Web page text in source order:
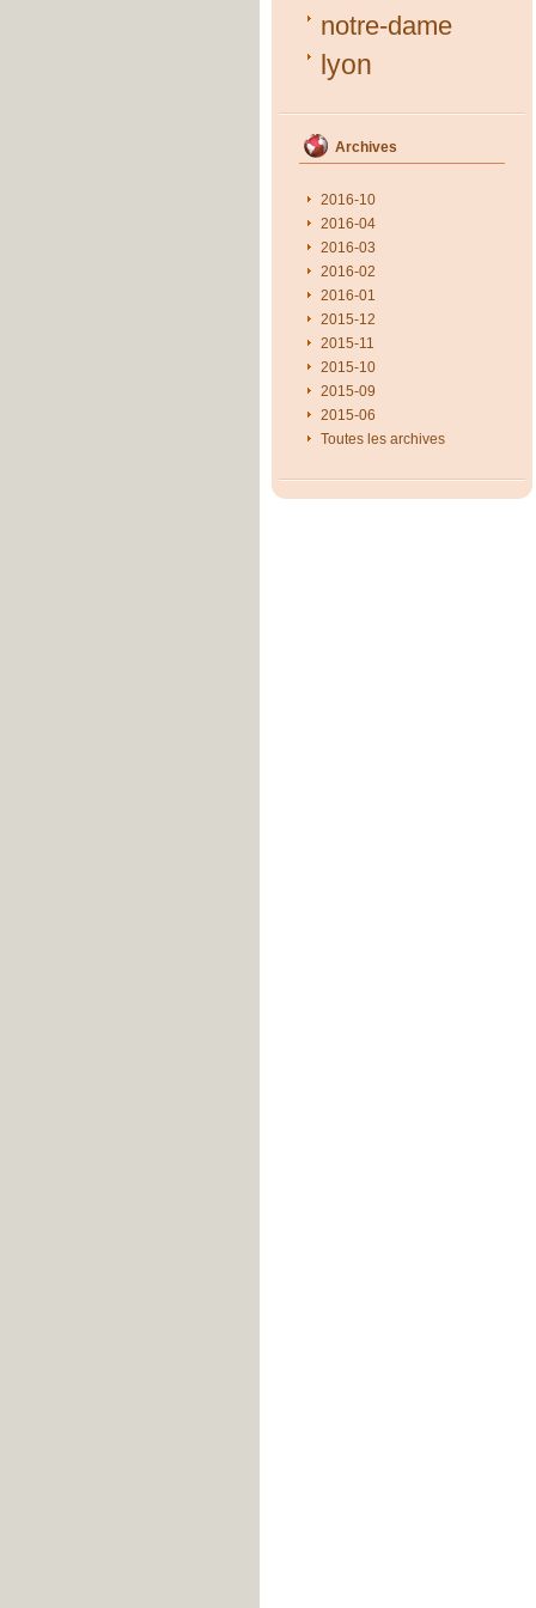
notre-dame
lyon
Archives
2016-10
2016-04
2016-03
2016-02
2016-01
2015-12
2015-11
2015-10
2015-09
2015-06
Toutes les archives